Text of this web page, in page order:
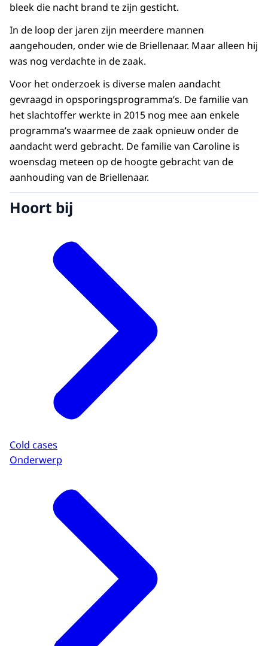
bleek die nacht brand te zijn gesticht.
In de loop der jaren zijn meerdere mannen
aangehouden, onder wie de Briellenaar. Maar alleen hij
was nog verdachte in de zaak.
Voor het onderzoek is diverse malen aandacht
gevraagd in opsporingsprogramma’s. De familie van
het slachtoffer werkte in 2015 nog mee aan enkele
programma’s waarmee de zaak opnieuw onder de
aandacht werd gebracht. De familie van Caroline is
woensdag meteen op de hoogte gebracht van de
aanhouding van de Briellenaar.
Hoort bij
Cold cases
Onderwerp